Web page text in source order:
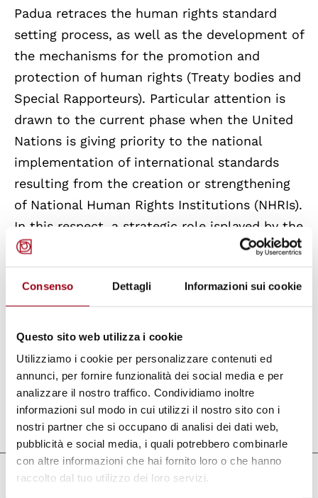
Consenso Dettagli Informazioni sui cookie
Questo sito web utilizza i cookie
Utilizziamo i cookie per personalizzare contenuti ed
annunci, per fornire funzionalità dei social media e per
analizzare il nostro traffico. Condividiamo inoltre
informazioni sul modo in cui utilizzi il nostro sito con i
nostri partner che si occupano di analisi dei dati web,
pubblicità e social media, i quali potrebbero combinarle
con altre informazioni che hai fornito loro o che hanno
raccolto dal tuo utilizzo dei loro servizi.
Padua retraces the human rights standard
setting process, as well as the development of
the mechanisms for the promotion and
protection of human rights (Treaty bodies and
Special Rapporteurs). Particular attention is
drawn to the current phase when the United
Nations is giving priority to the national
implementation of international standards
resulting from the creation or strengthening
of National Human Rights Institutions (NHRIs).
In this respect, a strategic role isplayed by the
Office of the High Commissioner for Human
Rights,which works in the field, in
cooperation with independent national actors
(institutions and civil society), through
technical cooperation programmes and public
awareness and educational campaigns, aiming
at spreading a universal human rights culture.
Aggiornato il:07.10.2010
Documenti